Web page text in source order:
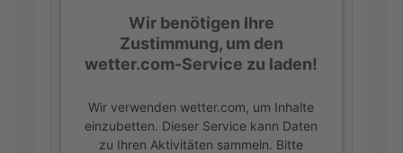
Wir benötigen Ihre
Zustimmung, um den
wetter.com-Service zu laden!
Wir verwenden wetter.com, um Inhalte
einzubetten. Dieser Service kann Daten
zu Ihren Aktivitäten sammeln. Bitte